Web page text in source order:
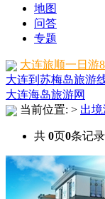
地图
问答
专题
大连旅顺一日游
大连到苏梅岛旅游
大连海岛旅游网
当前位置: > 出
共 0页0条记录